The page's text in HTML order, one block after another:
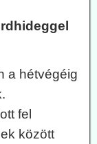
a hétvégéig
fel
között